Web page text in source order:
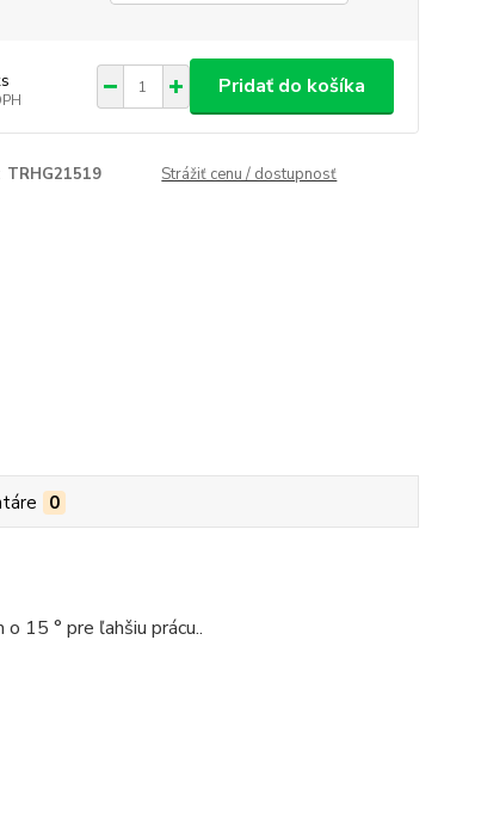
Pridať do košíka
TRHG21519 Strážiť cenu / dostupnosť
0
15 ° pre ľahšiu prácu..